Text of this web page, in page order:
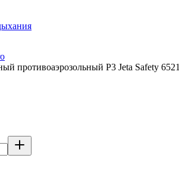
противоаэрозольный P3 Jeta Safety 6521